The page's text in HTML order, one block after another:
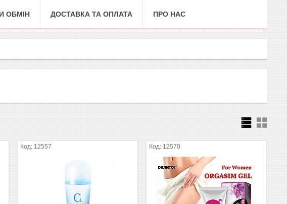
ОБМІН ДОСТАВКА ТА ОПЛАТА ПРО НАС
12557 12570